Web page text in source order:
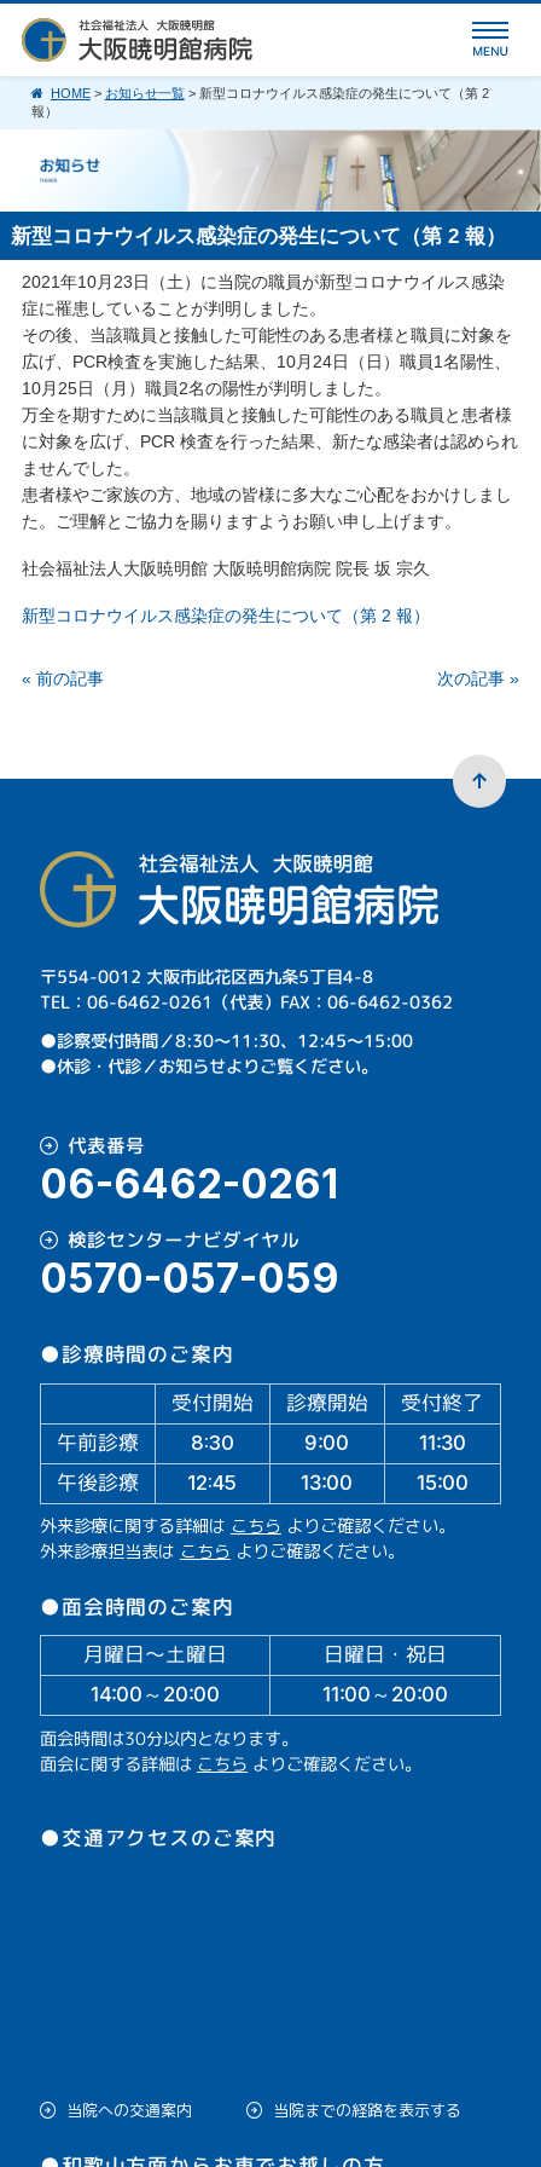
HOME> お知らせ一覧> 新型コロナウイルス感染症の発生について（第 2
報）
新型コロナウイルス感染症の発生について（第 2 報）
2021年10月23日（土）に当院の職員が新型コロナウイルス感染
症に罹患していることが判明しました。
その後、当該職員と接触した可能性のある患者様と職員に対象を
広げ、PCR検査を実施した結果、10月24日（日）職員1名陽性、
10月25日（月）職員2名の陽性が判明しました。
万全を期すために当該職員と接触した可能性のある職員と患者様
に対象を広げ、PCR 検査を行った結果、新たな感染者は認められ
ませんでした。
患者様やご家族の方、地域の皆様に多大なご心配をおかけしまし
た。ご理解とご協力を賜りますようお願い申し上げます。
社会福祉法人大阪暁明館 大阪暁明館病院 院長 坂 宗久
新型コロナウイルス感染症の発生について（第 2 報）
« 前の記事 次の記事 »
〒554-0012 大阪市此花区西九条5丁目4-8
TEL：06-6462-0261（代表）FAX：06-6462-0362
⁩●診察受付時間／8:30～11:30、12:45～15:00
●休診・代診／お知らせよりご覧ください。
代表番号
06-6462-0261
検診センターナビダイヤル
0570-057-059
●診療時間のご案内
受付開始 診療開始
受付終了
午前診療
8:30 9:00 11:30
午後診療 12:45 13:00 15:00
外来診療に関する詳細は こちら よりご確認ください。
外来診療担当表は こちら よりご確認ください。
●面会時間のご案内
月曜日～土曜日 日曜日・祝日
14:00～20:00 11:00～20:00
面会時間は30分以内となります。
面会に関する詳細は こちら よりご確認ください。
●交通アクセスのご案内
当院への交通案内 当院までの経路を表示する